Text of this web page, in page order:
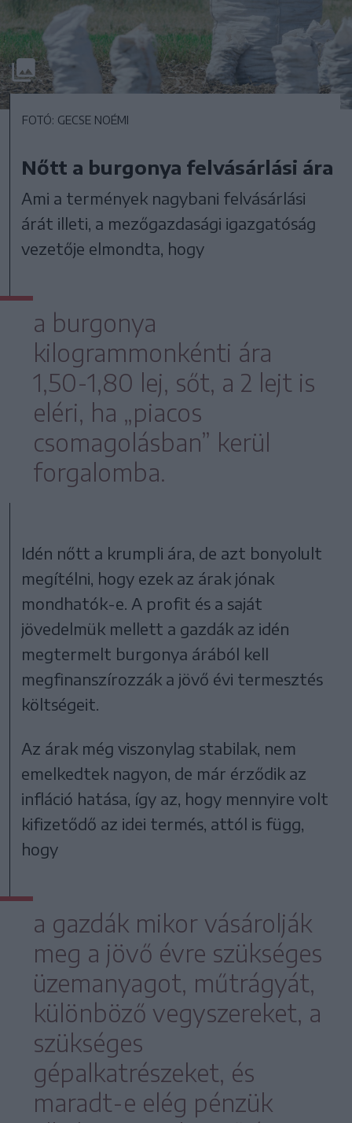
FOTÓ: GECSE NOÉMI
Nőtt a burgonya felvásárlási ára
Ami a termények nagybani felvásárlási
árát illeti, a mezőgazdasági igazgatóság
vezetője elmondta, hogy
a burgonya
kilogrammonkénti ára
1,50-1,80 lej, sőt, a 2 lejt is
eléri, ha „piacos
csomagolásban” kerül
forgalomba.
Idén nőtt a krumpli ára, de azt bonyolult
megítélni, hogy ezek az árak jónak
mondhatók-e. A profit és a saját
jövedelmük mellett a gazdák az idén
megtermelt burgonya árából kell
megfinanszírozzák a jövő évi termesztés
költségeit.
Az árak még viszonylag stabilak, nem
emelkedtek nagyon, de már érződik az
infláció hatása, így az, hogy mennyire volt
kifizetődő az idei termés, attól is függ,
hogy
a gazdák mikor vásárolják
meg a jövő évre szükséges
üzemanyagot, műtrágyát,
különböző vegyszereket, a
szükséges
gépalkatrészeket, és
maradt-e elég pénzük